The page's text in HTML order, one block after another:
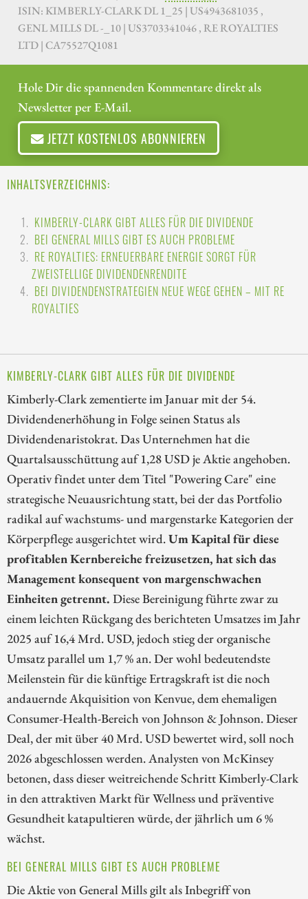
ISIN: KIMBERLY-CLARK DL 1_25 | US4943681035 ,
GENL MILLS DL -_10 | US3703341046 , RE ROYALTIES
LTD | CA75527Q1081
Hole Dir die spannenden Kommentare direkt als
Newsletter per E-Mail.
JETZT KOSTENLOS ABONNIEREN
INHALTSVERZEICHNIS:
KIMBERLY-CLARK GIBT ALLES FÜR DIE DIVIDENDE
BEI GENERAL MILLS GIBT ES AUCH PROBLEME
RE ROYALTIES: ERNEUERBARE ENERGIE SORGT FÜR
ZWEISTELLIGE DIVIDENDENRENDITE
BEI DIVIDENDENSTRATEGIEN NEUE WEGE GEHEN – MIT RE
ROYALTIES
KIMBERLY-CLARK GIBT ALLES FÜR DIE DIVIDENDE
Kimberly-Clark zementierte im Januar mit der 54.
Dividendenerhöhung in Folge seinen Status als
Dividendenaristokrat. Das Unternehmen hat die
Quartalsausschüttung auf 1,28 USD je Aktie angehoben.
Operativ findet unter dem Titel "Powering Care" eine
strategische Neuausrichtung statt, bei der das Portfolio
radikal auf wachstums- und margenstarke Kategorien der
Körperpflege ausgerichtet wird.Um Kapital für diese
profitablen Kernbereiche freizusetzen, hat sich das
Management konsequent von margenschwachen
Einheiten getrennt. Diese Bereinigung führte zwar zu
einem leichten Rückgang des berichteten Umsatzes im Jahr
2025 auf 16,4 Mrd. USD, jedoch stieg der organische
Umsatz parallel um 1,7 % an. Der wohl bedeutendste
Meilenstein für die künftige Ertragskraft ist die noch
andauernde Akquisition von Kenvue, dem ehemaligen
Consumer-Health-Bereich von Johnson & Johnson. Dieser
Deal, der mit über 40 Mrd. USD bewertet wird, soll noch
2026 abgeschlossen werden. Analysten von McKinsey
betonen, dass dieser weitreichende Schritt Kimberly-Clark
in den attraktiven Markt für Wellness und präventive
Gesundheit katapultieren würde, der jährlich um 6 %
wächst.
BEI GENERAL MILLS GIBT ES AUCH PROBLEME
Die Aktie von General Mills gilt als Inbegriff von